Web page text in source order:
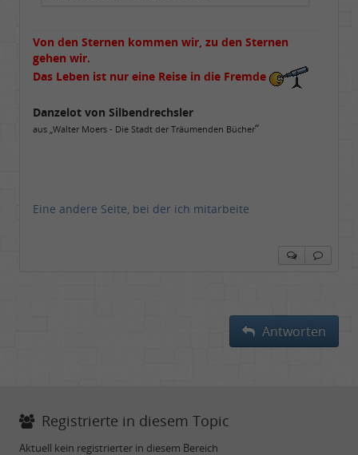
Von den Sternen kommen wir, zu den Sternen
gehen wir.
Das Leben ist nur eine Reise in die Fremde
Danzelot von Silbendrechsler
aus „Walter Moers - Die Stadt der Träumenden Bücher“
Eine andere Seite, bei der ich mitarbeite
Antworten
Registrierte in diesem Topic
Aktuell kein registrierter in diesem Bereich